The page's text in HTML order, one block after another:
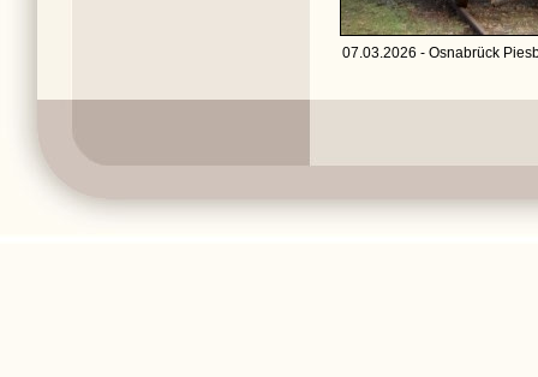
07.03.2026 - Osnabrück